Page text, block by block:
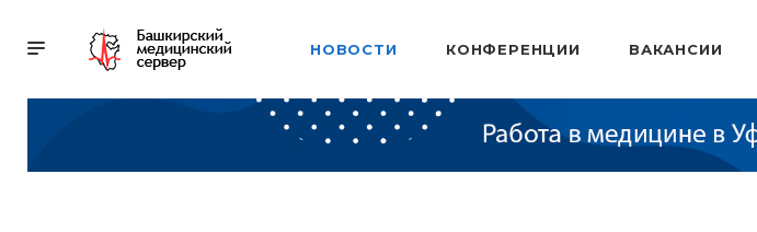
НОВОСТИ КОНФЕРЕНЦИИ ВАКАНСИИ